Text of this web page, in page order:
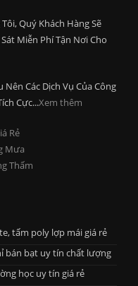
Quý Khách Hàng Sẽ
Miễn Phí Tận Nơi Cho
Các Dịch Vụ Của Công
Cực...Xem thêm
Rẻ
Mưa
Thấm
tấm poly lợp mái giá rẻ
bán bạt uy tín chất lượng
học uy tín giá rẻ